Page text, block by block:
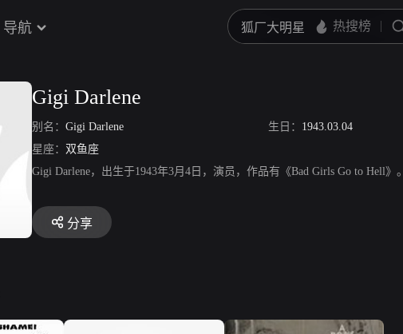
导航
Gigi Darlene
别名： Gigi Darlene 生日： 1943.03.04
星座： 双鱼座
Gigi Darlene，出生于1943年3月4日，演员，作品有《Bad Girls Go to Hell》。
分享